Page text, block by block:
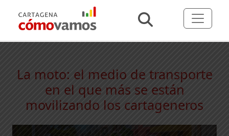
La moto: el medio de transporte
en el que más se están
movilizando los cartageneros